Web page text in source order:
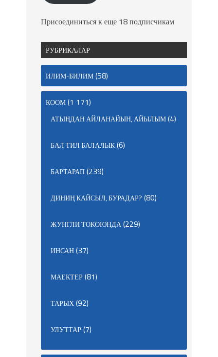
Присоединиться к еще 18 подписчикам
РУБРИКАЛАР
ИЛИМ-БИЛИМ(58)
КООМ(1 171)
АТЫҢДАН АЙЛАНАЙЫН, АЙЫЛЫМ(4)
БАЛ ТИЛ БАЛАЛЫК(6)
БАРТАРАП(239)
ДИНИҢ КАЙСЫЛ, БУРАДАР? (80)
ЖУНГЛИ ТОКОЮНДА(229)
ИНСАН(37)
МАЕКТЕР(81)
ТАРЫХ(92)
УЛУТТАР(7)